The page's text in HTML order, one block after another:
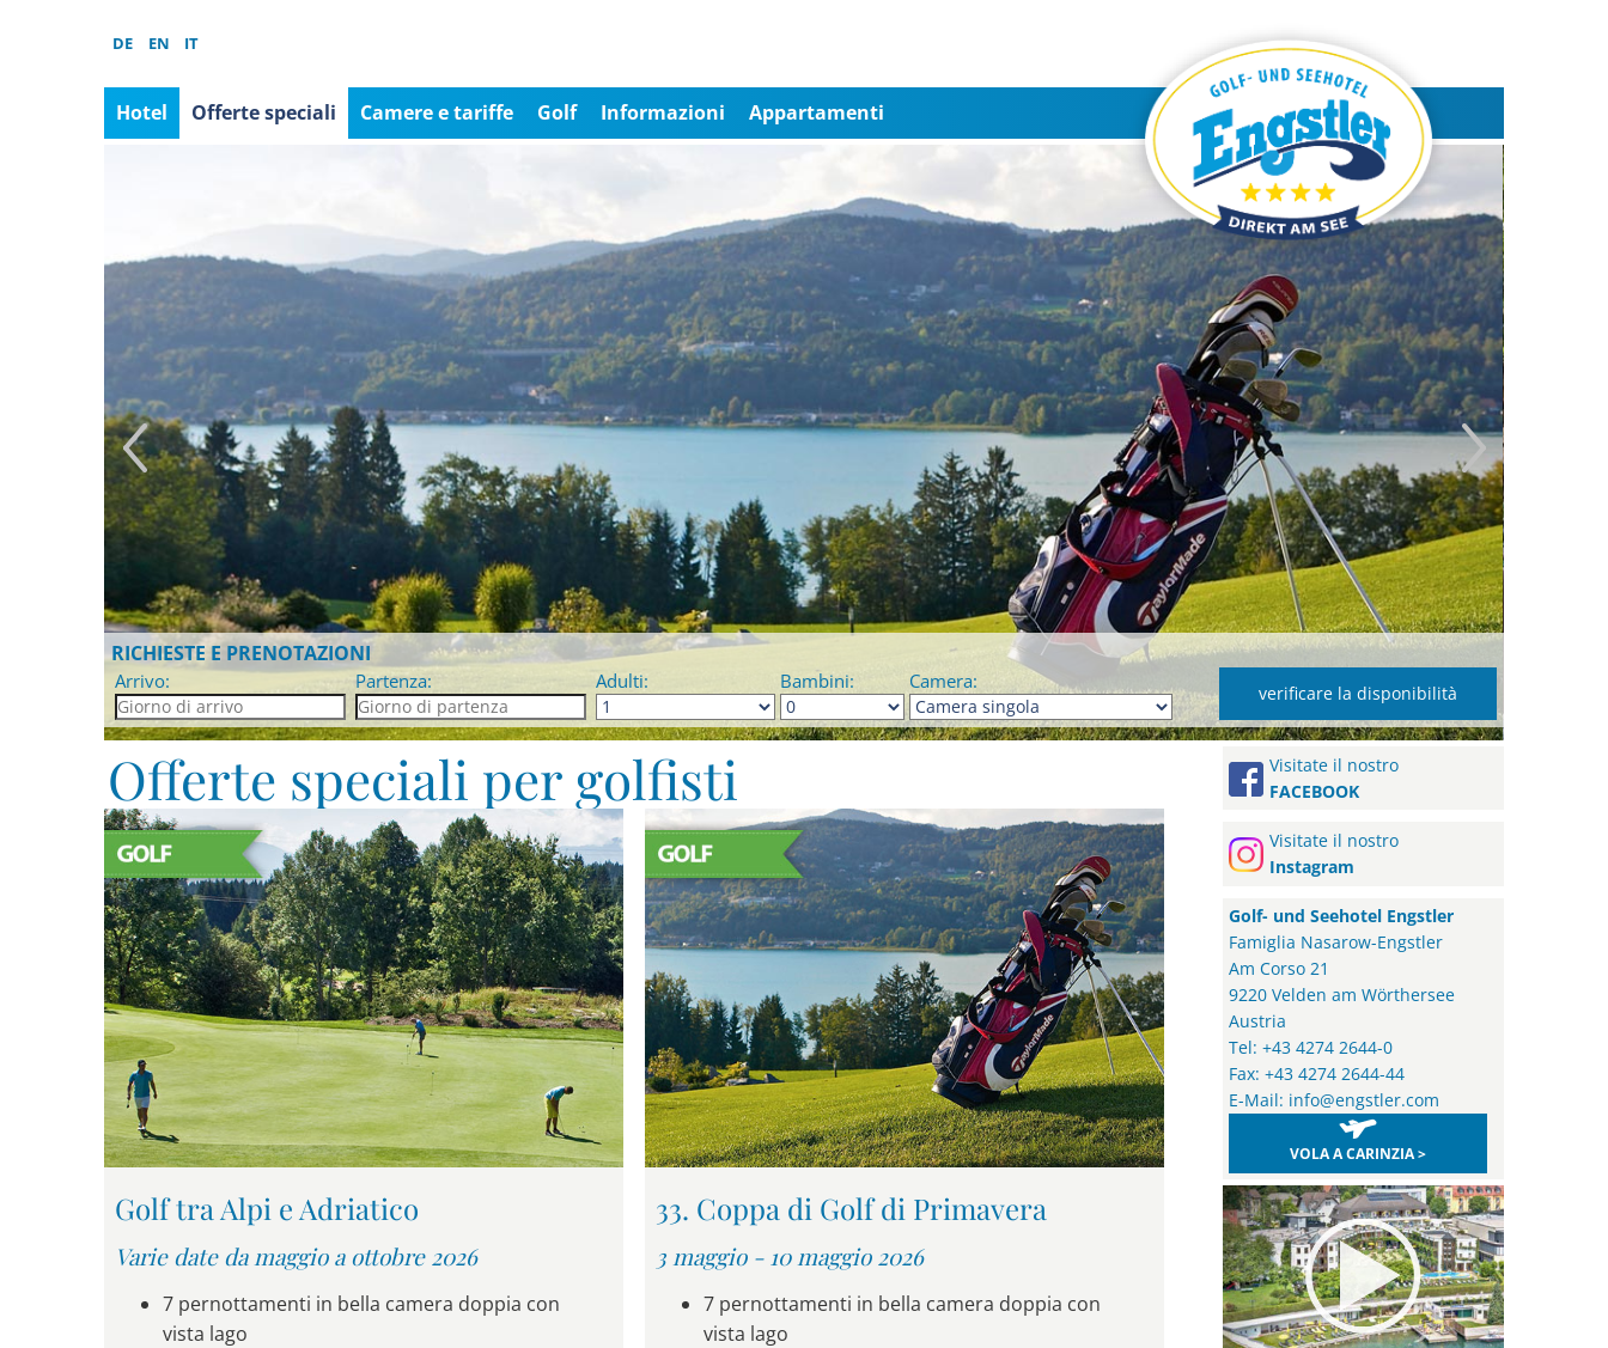
DE EN IT
Hotel Offerte speciali Camere e tariffe Golf Informazioni Appartamenti
RICHIESTE E PRENOTAZIONI
Arrivo: Partenza: Adulti: Bambini: Camera:
Offerte speciali per golfisti
Golf tra Alpi e Adriatico
Varie date da maggio a ottobre 2026
7 pernottamenti in bella camera doppia con
vista lago
33. Coppa di Golf di Primavera
3 maggio - 10 maggio 2026
7 pernottamenti in bella camera doppia con
vista lago
Visitate il nostro
FACEBOOK
Visitate il nostro
Instagram
Golf- und Seehotel Engstler
Famiglia Nasarow-Engstler
Am Corso 21
9220 Velden am Wörthersee
Austria
Tel: +43 4274 2644-0
Fax: +43 4274 2644-44
E-Mail: info@engstler.com
VOLA A CARINZIA >